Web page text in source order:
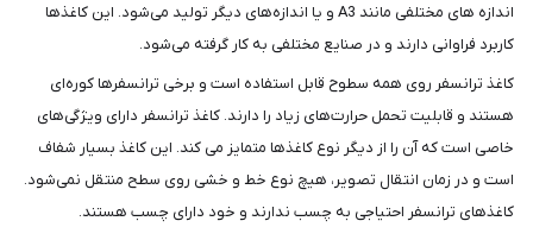
اندازه های مختلفی مانند A3 و یا اندازه‌های دیگر تولید می‌شود. این کاغذها
کاربرد فراوانی دارند و در صنایع مختلفی به کار گرفته می‌شود.
کاغذ ترانسفر روی همه سطوح قابل استفاده است و برخی ترانسفرها کوره‌ای
هستند و قابلیت تحمل حرارت‌های زیاد را دارند. کاغذ ترانسفر دارای ویژگی‌های
خاصی است که آن را از دیگر نوع کاغذها متمایز می کند. این کاغذ بسیار شفاف
است و در زمان انتقال تصویر، هیچ نوع خط و خشی روی سطح منتقل نمی‌شود.
کاغذهای ترانسفر احتیاجی به چسب ندارند و خود دارای چسب هستند.